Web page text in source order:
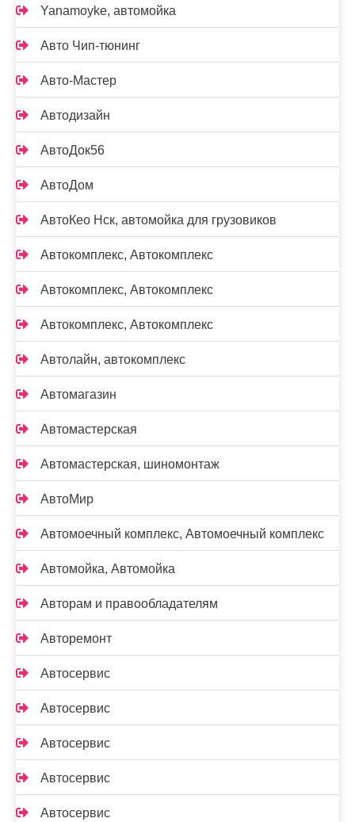
Yanamoyke, автомойка
Авто Чип-тюнинг
Авто-Мастер
Автодизайн
АвтоДок56
АвтоДом
АвтоКео Нск, автомойка для грузовиков
Автокомплекс, Автокомплекс
Автокомплекс, Автокомплекс
Автокомплекс, Автокомплекс
Автолайн, автокомплекс
Автомагазин
Автомастерская
Автомастерская, шиномонтаж
АвтоМир
Автомоечный комплекс, Автомоечный комплекс
Автомойка, Автомойка
Авторам и правообладателям
Авторемонт
Автосервис
Автосервис
Автосервис
Автосервис
Автосервис